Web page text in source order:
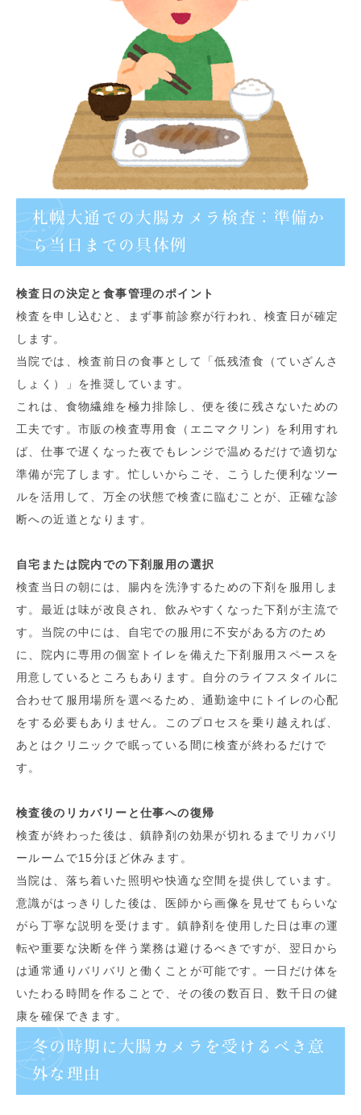
札幌大通での大腸カメラ検査：準備か
ら当日までの具体例
検査日の決定と食事管理のポイント
検査を申し込むと、まず事前診察が行われ、検査日が確定
します。
当院では、検査前日の食事として「低残渣食（ていざんさ
しょく）」を推奨しています。
これは、食物繊維を極力排除し、便を後に残さないための
工夫です。市販の検査専用食（エニマクリン）を利用すれ
ば、仕事で遅くなった夜でもレンジで温めるだけで適切な
準備が完了します。忙しいからこそ、こうした便利なツー
ルを活用して、万全の状態で検査に臨むことが、正確な診
断への近道となります。
自宅または院内での下剤服用の選択
検査当日の朝には、腸内を洗浄するための下剤を服用しま
す。最近は味が改良され、飲みやすくなった下剤が主流で
す。当院の中には、自宅での服用に不安がある方のため
に、院内に専用の個室トイレを備えた下剤服用スペースを
用意しているところもあります。自分のライフスタイルに
合わせて服用場所を選べるため、通勤途中にトイレの心配
をする必要もありません。このプロセスを乗り越えれば、
あとはクリニックで眠っている間に検査が終わるだけで
す。
検査後のリカバリーと仕事への復帰
検査が終わった後は、鎮静剤の効果が切れるまでリカバリ
ールームで15分ほど休みます。
当院は、落ち着いた照明や快適な空間を提供しています。
意識がはっきりした後は、医師から画像を見せてもらいな
がら丁寧な説明を受けます。鎮静剤を使用した日は車の運
転や重要な決断を伴う業務は避けるべきですが、翌日から
は通常通りバリバリと働くことが可能です。一日だけ体を
いたわる時間を作ることで、その後の数百日、数千日の健
康を確保できます。
冬の時期に大腸カメラを受けるべき意
外な理由